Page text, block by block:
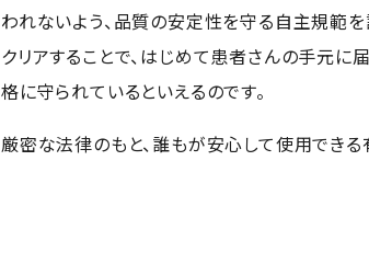
われないよう、品質の安定性を守る自主規範
クリアすることで、はじめて患者さんの手元に
格に守られているといえるのです。
厳密な法律のもと、誰もが安心して使用でき